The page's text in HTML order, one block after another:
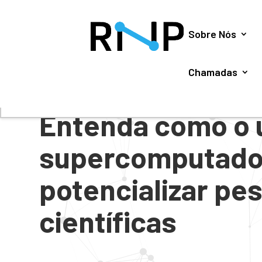
Utilizamos cookies para oferecer melhorSobre Nós
Chamadas
Entenda como o
potencializar
científicas